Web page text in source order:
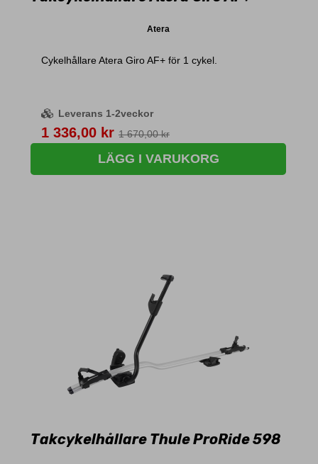
Atera
Cykelhållare Atera Giro AF+ för 1 cykel.
Leverans 1-2veckor
Pris
1 336,00 kr 1 670,00 kr
LÄGG I VARUKORG
Takcykelhållare Thule ProRide 598